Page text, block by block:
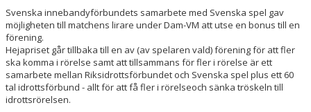
Svenska innebandyförbundets samarbete med Svenska spel gav
möjligheten till matchens lirare under Dam-VM att utse en bonus till en
förening.
Hejapriset går tillbaka till en av (av spelaren vald) förening för att fler
ska komma i rörelse samt att tillsammans för fler i rörelse är ett
samarbete mellan Riksidrottsförbundet och Svenska spel plus ett 60
tal idrottsförbund - allt för att få fler i rörelseoch sänka tröskeln till
idrottsrörelsen.